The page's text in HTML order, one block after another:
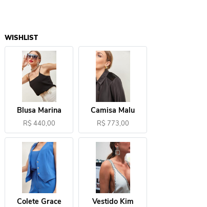
WISHLIST
Blusa Marina
R$ 440,00
Camisa Malu
R$ 773,00
Colete Grace Vestido Kim